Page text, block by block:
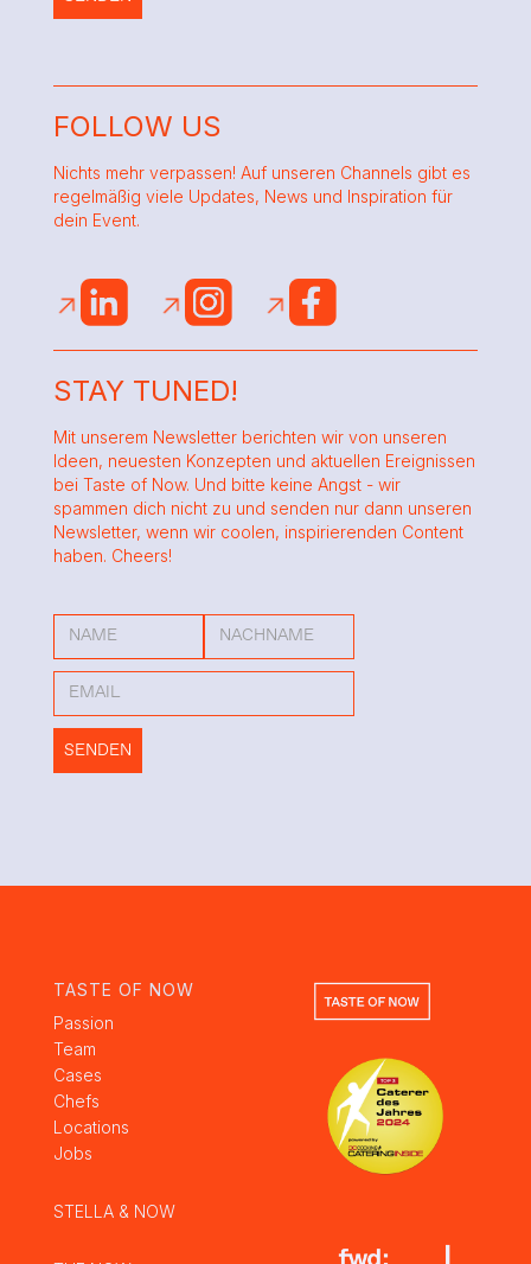
FOLLOW US
Nichts mehr verpassen! Auf unseren Channels gibt es
regelmäßig viele Updates, News und Inspiration für
dein Event.
STAY TUNED!
Mit unserem Newsletter berichten wir von unseren
Ideen, neuesten Konzepten und aktuellen Ereignissen
bei Taste of Now. Und bitte keine Angst - wir
spammen dich nicht zu und senden nur dann unseren
Newsletter, wenn wir coolen, inspirierenden Content
haben. Cheers!
TASTE OF NOW
Passion
Team
Cases
Chefs
Locations
Jobs
STELLA & NOW